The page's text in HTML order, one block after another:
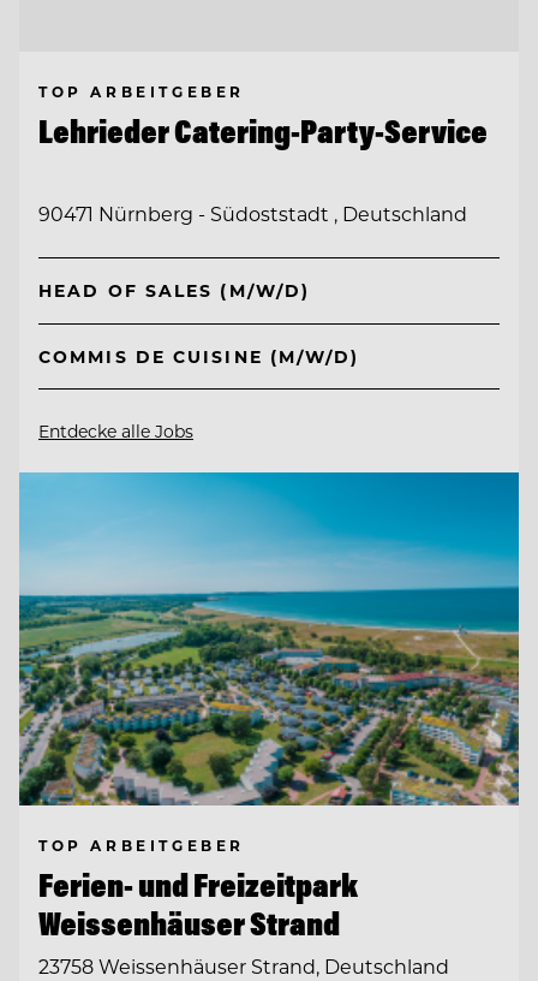
TOP ARBEITGEBER
Lehrieder Catering-Party-Service
90471 Nürnberg - Südoststadt , Deutschland
HEAD OF SALES (M/W/D)
COMMIS DE CUISINE (M/W/D)
Entdecke alle Jobs
TOP ARBEITGEBER
Ferien- und Freizeitpark
Weissenhäuser Strand
23758 Weissenhäuser Strand, Deutschland